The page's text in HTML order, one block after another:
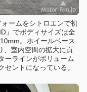
ームをシトロエンで初
」でボディサイズは全
。ホイールベース
、室内空間の拡大に貢
ーラインがボリューム
ントになっている。